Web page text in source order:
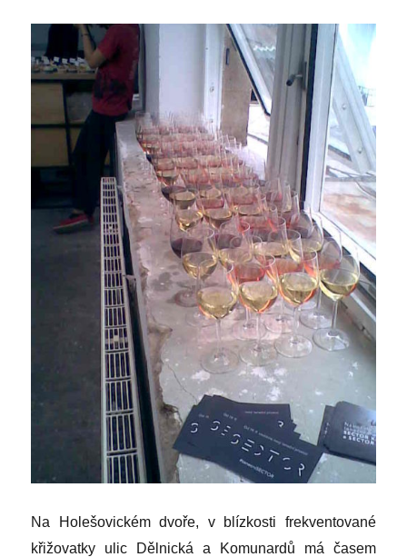
Na Holešovickém dvoře, v blízkosti frekventované
křižovatky ulic Dělnická a Komunardů má časem